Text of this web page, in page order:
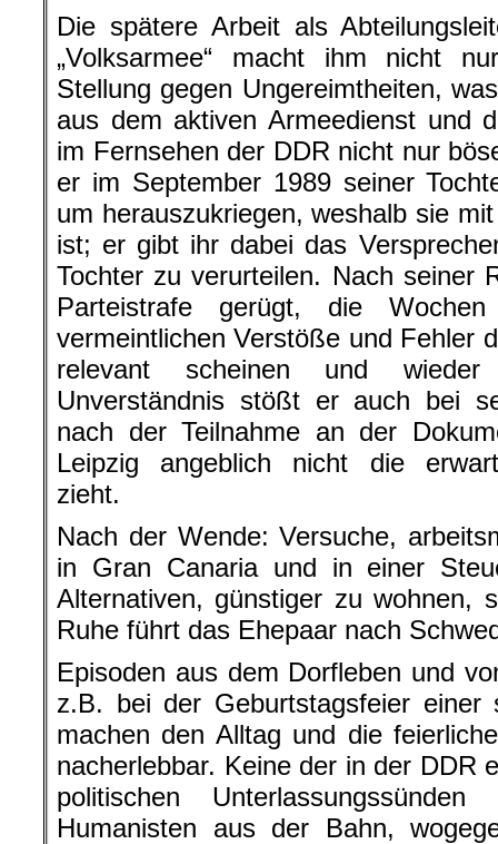
Die spätere Arbeit als
„Volksarmee“ macht ihm nicht
Stellung gegen Ungereimtheiten,
aus dem aktiven Armeedienst und
im Fernsehen der DDR nicht nur
er im September 1989 seiner
um herauszukriegen, weshalb sie
ist; er gibt ihr dabei das
Tochter zu verurteilen. Nach seiner
Parteistrafe gerügt, die
vermeintlichen Verstöße und Fehler
relevant scheinen und
Unverständnis stößt er auch bei
nach der Teilnahme an der
Leipzig angeblich nicht die
zieht.
Nach der Wende: Versuche,
in Gran Canaria und in einer
Alternativen, günstiger zu wohnen,
Ruhe führt das Ehepaar nach
Episoden aus dem Dorfleben und
z.B. bei der Geburtstagsfeier einer
machen den Alltag und die
nacherlebbar. Keine der in der DDR
politischen
Humanisten aus der Bahn,